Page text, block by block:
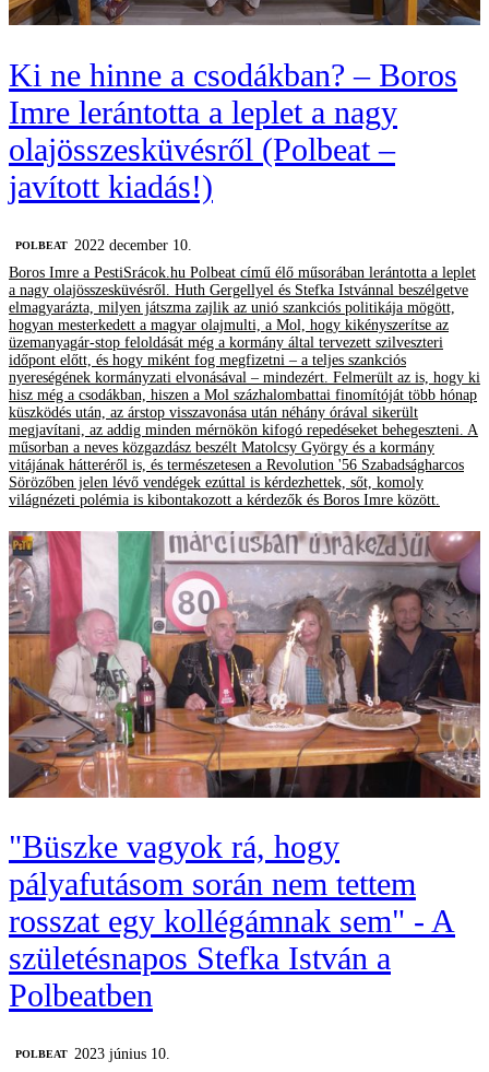
Ki ne hinne a csodákban? – Boros
Imre lerántotta a leplet a nagy
olajösszesküvésről (Polbeat –
javított kiadás!)
‎POLBEAT 2022 december 10.
Boros Imre a PestiSrácok.hu Polbeat című élő műsorában lerántotta a leplet
a nagy olajösszesküvésről. Huth Gergellyel és Stefka Istvánnal beszélgetve
elmagyarázta, milyen játszma zajlik az unió szankciós politikája mögött,
hogyan mesterkedett a magyar olajmulti, a Mol, hogy kikényszerítse az
üzemanyagár-stop feloldását még a kormány által tervezett szilveszteri
időpont előtt, és hogy miként fog megfizetni – a teljes szankciós
nyereségének kormányzati elvonásával – mindezért. Felmerült az is, hogy ki
hisz még a csodákban, hiszen a Mol százhalombattai finomítóját több hónap
küszködés után, az árstop visszavonása után néhány órával sikerült
megjavítani, az addig minden mérnökön kifogó repedéseket behegeszteni. A
műsorban a neves közgazdász beszélt Matolcsy György és a kormány
vitájának hátteréről is, és természetesen a Revolution '56 Szabadságharcos
Sörözőben jelen lévő vendégek ezúttal is kérdezhettek, sőt, komoly
világnézeti polémia is kibontakozott a kérdezők és Boros Imre között.
"Büszke vagyok rá, hogy
pályafutásom során nem tettem
rosszat egy kollégámnak sem" - A
születésnapos Stefka István a
Polbeatben
‎POLBEAT 2023 június 10.